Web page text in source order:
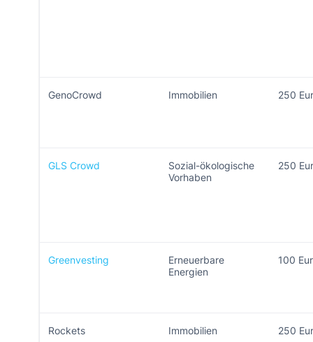
GenoCrowd Immobilien 250
GLS Crowd
Sozial-ökologische
Vorhaben
250
Greenvesting
Erneuerbare
Energien
100
Rockets Immobilien 250